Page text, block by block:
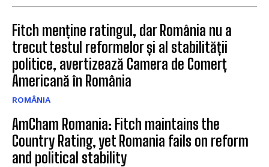
Fitch menține ratingul, dar România nu a
trecut testul reformelor și al stabilității
politice, avertizează Camera de Comerț
Americană în România
ROMÂNIA
AmCham Romania: Fitch maintains the
Country Rating, yet Romania fails on reform
and political stability